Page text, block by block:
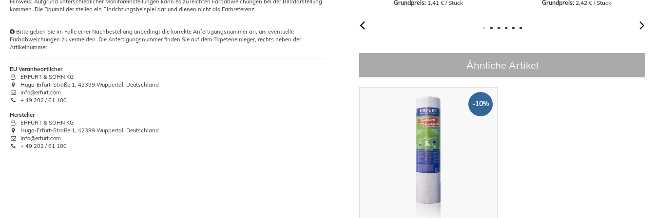
Hinweis: Aufgrund unterschiedlicher Monitoreinstellungen kann es zu leichten Farbabweichungen bei der Bilddarstellung
kommen. Die Raumbilder stellen ein Einrichtungsbeispiel dar und dienen nicht als Farbreferenz.
Bitte geben Sie im Falle einer Nachbestellung unbedingt die korrekte Anfertigungsnummer an, um eventuelle
Farbabweichungen zu vermeiden. Die Anfertigungsnummer finden Sie auf dem Tapeteneinleger, rechts neben der
Artikelnummer.
EU Verantwortlicher
ERFURT & SOHN KG
Hugo-Erfurt-Straße 1, 42399 Wuppertal, Deutschland
info@erfurt.com
+ 49 202 / 61 100
Hersteller
ERFURT & SOHN KG
Hugo-Erfurt-Straße 1, 42399 Wuppertal, Deutschland
info@erfurt.com
+ 49 202 / 61 100
Grundpreis: 36,32 € / Stück Grundpreis: 44,52 € / Stück Grundpreis: 1,41 € / Stück Grundpreis: 2,42 € / Stück
Ähnliche Artikel
-10%